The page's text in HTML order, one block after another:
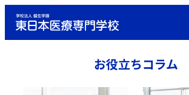
お役立ちコラム